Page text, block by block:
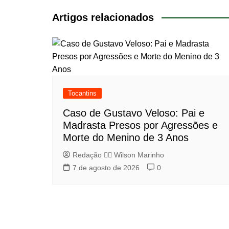
Post
Artigos relacionados
Tocantins
Caso de Gustavo Veloso: Pai e
Madrasta Presos por Agressões e
Morte do Menino de 3 Anos
Redação 👨‍⚖️​ Wilson Marinho
7 de agosto de 2026
0